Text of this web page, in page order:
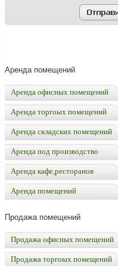
Аренда помещений
Аренда офисных помещений
Аренда торгоых помещений
Аренда складских помещений
Аренда под производство
Аренда кафе,ресторанов
Аренда помещений
Продажа помещений
Продажа офисных помещений
Продажа торгоых помещений